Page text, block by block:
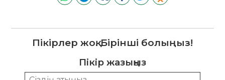
Пікірлер жоқ. Бірінші болыңыз!
Пікір жазыңыз